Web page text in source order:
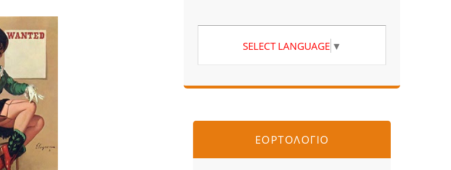
SELECT LANGUAGE ▼
ΕΟΡΤΟΛΟΓΙΟ